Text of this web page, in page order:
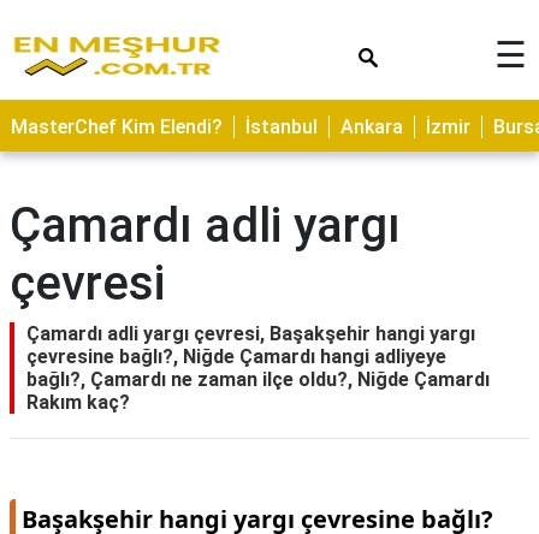
ASTROLOJİ
SAĞLIK
TARİFLERİ
GEZİLECEK
YERLER
CİLT
BAKIMI
NEDİR
☰
MasterChef Kim Elendi? İstanbul Ankara İzmir
Çamardı adli yargı
çevresi
Çamardı adli yargı çevresi, Başakşehir hangi yargı
çevresine bağlı?, Niğde Çamardı hangi adliyeye
bağlı?, Çamardı ne zaman ilçe oldu?, Niğde Çamardı
Rakım kaç?
Başakşehir hangi yargı çevresine bağlı?